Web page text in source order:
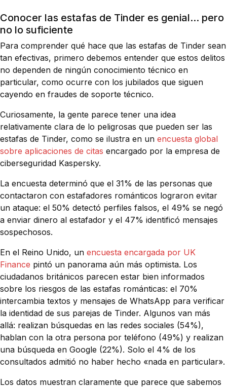
Conocer las estafas de Tinder es genial... pero
no lo suficiente
Para comprender qué hace que las estafas de Tinder sean
tan efectivas, primero debemos entender que estos delitos
no dependen de ningún conocimiento técnico en
particular, como ocurre con los jubilados que siguen
cayendo en fraudes de soporte técnico.
Curiosamente, la gente parece tener una idea
relativamente clara de lo peligrosas que pueden ser las
estafas de Tinder, como se ilustra en un encuesta global
sobre aplicaciones de citas encargado por la empresa de
ciberseguridad Kaspersky.
La encuesta determinó que el 31% de las personas que
contactaron con estafadores románticos lograron evitar
un ataque: el 50% detectó perfiles falsos, el 49% se negó
a enviar dinero al estafador y el 47% identificó mensajes
sospechosos.
En el Reino Unido, un encuesta encargada por UK
Finance pintó un panorama aún más optimista. Los
ciudadanos británicos parecen estar bien informados
sobre los riesgos de las estafas románticas: el 70%
intercambia textos y mensajes de WhatsApp para verificar
la identidad de sus parejas de Tinder. Algunos van más
allá: realizan búsquedas en las redes sociales (54%),
hablan con la otra persona por teléfono (49%) y realizan
una búsqueda en Google (22%). Solo el 4% de los
consultados admitió no haber hecho «nada en particular».
Los datos muestran claramente que parece que sabemos